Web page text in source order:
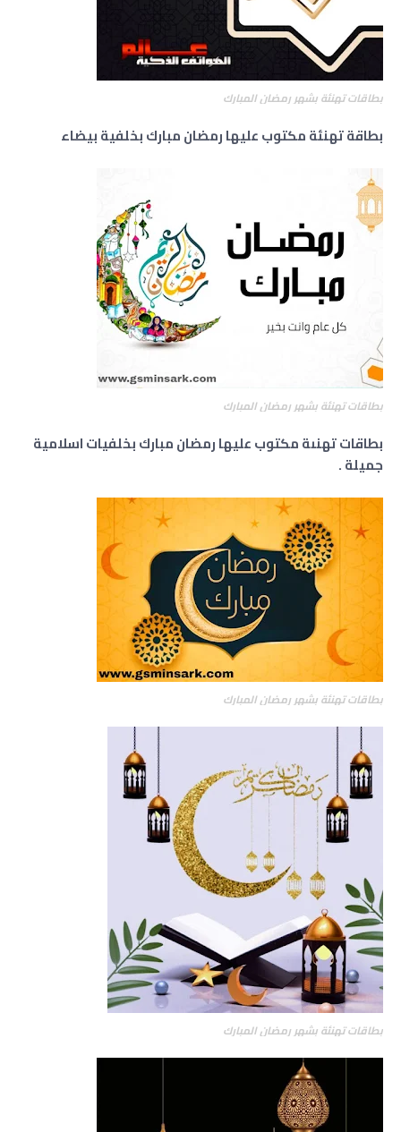
بطاقات تهنئة بشهر رمضان المبارك
بطاقة تهنئة مكتوب عليها رمضان مبارك بخلفية بيضاء
بطاقات تهنئة بشهر رمضان المبارك
بطاقات تهنىة مكتوب عليها رمضان مبارك بخلفيات اسلامية
جميلة .
بطاقات تهنئة بشهر رمضان المبارك
بطاقات تهنئة بشهر رمضان المبارك